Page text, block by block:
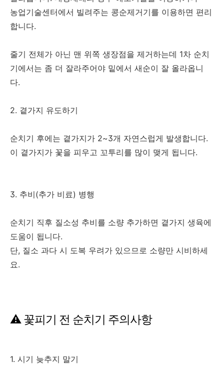
농업기술센터에서 빌려주는 콩순제거기를 이용하면 편리
합니다.
줄기 전체가 아닌 맨 위쪽 생장점을 제거하는데 1차 순치
기에서는 좀 더 잘라주어야 밑에서 새순이 잘 올라옵니
다.
2. 곁가지 유도하기
순치기 후에는 곁가지가 2~3개 자연스럽게 발생합니다.
이 곁가지가 꽃을 피우고 꼬투리를 많이 맺게 됩니다.
3. 추비(추가 비료) 병행
순치기 직후 질소성 추비를 소량 추가하면 곁가지 생육에
도움이 됩니다.
단, 질소 과다 시 도복 우려가 있으므로 소량만 시비하세
요.
⚠️ 꽃피기 전 순치기 주의사항
1. 시기 늦추지 말기